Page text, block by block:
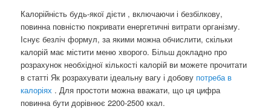
Калорійність будь-якої дієти , включаючи і безбілкову,
повинна повністю покривати енергетичні витрати організму.
Існує безліч формул, за якими можна обчислити, скільки
калорій має містити меню хворого. Більш докладно про
розрахунок необхідної кількості калорій ви можете прочитати
в статті Як розрахувати ідеальну вагу і добову потреба в
калоріях . Для простоти можна вважати, що ця цифра
повинна бути дорівнює 2200-2500 ккал.